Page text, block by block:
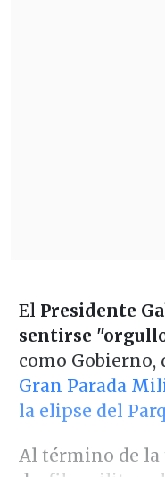
El Presidente
sentirse
como Gobierno,
Gran Parada
la elipse del
Al término de